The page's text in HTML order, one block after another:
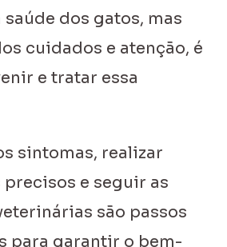
dos gatos, mas
cuidados e atenção, é
e tratar essa
sintomas, realizar
e seguir as
são passos
para garantir o bem-